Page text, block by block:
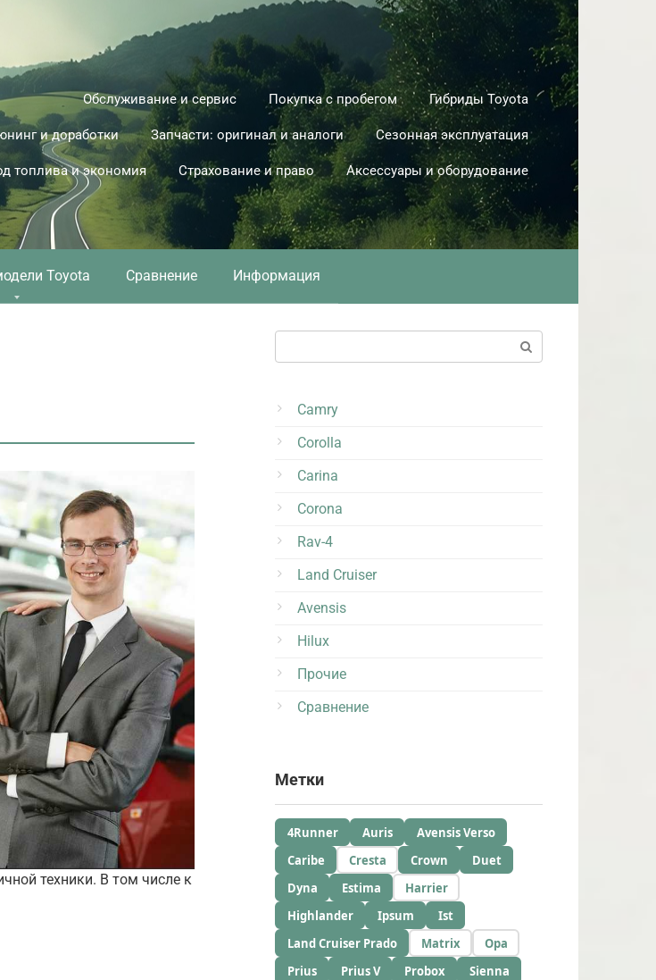
Обслуживание и сервис Покупка с пробегом Гибриды Toyota
и доработки Запчасти: оригинал и аналоги Сезонная эксплуатация
топлива и экономия Страхование и право Аксессуары и оборудование
Toyota Сравнение Информация
техники. В том числе к
Camry
Corolla
Carina
Corona
Rav-4
Land Cruiser
Avensis
Hilux
Прочие
Сравнение
Метки
4Runner Auris
Avensis Verso
Caribe
Cresta Crown
Duet
Dyna
Estima
Harrier
Highlander
Ipsum
Ist
Land Cruiser Prado
Matrix
Opa
Prius
Prius V Probox
Sienna